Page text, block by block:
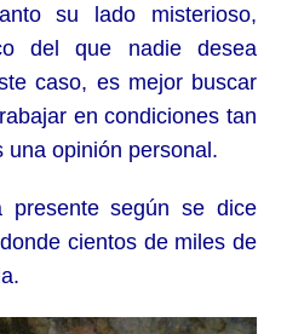
su lado misterioso,
del que nadie desea
caso, es mejor buscar
en condiciones tan
una opinión personal.
según se dice
cientos de miles de